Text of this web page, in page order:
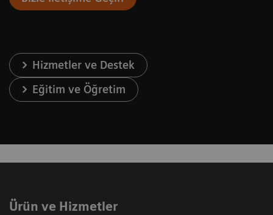
Hizmetler ve Destek
Eğitim ve Öğretim
Ürün ve Hizmetler